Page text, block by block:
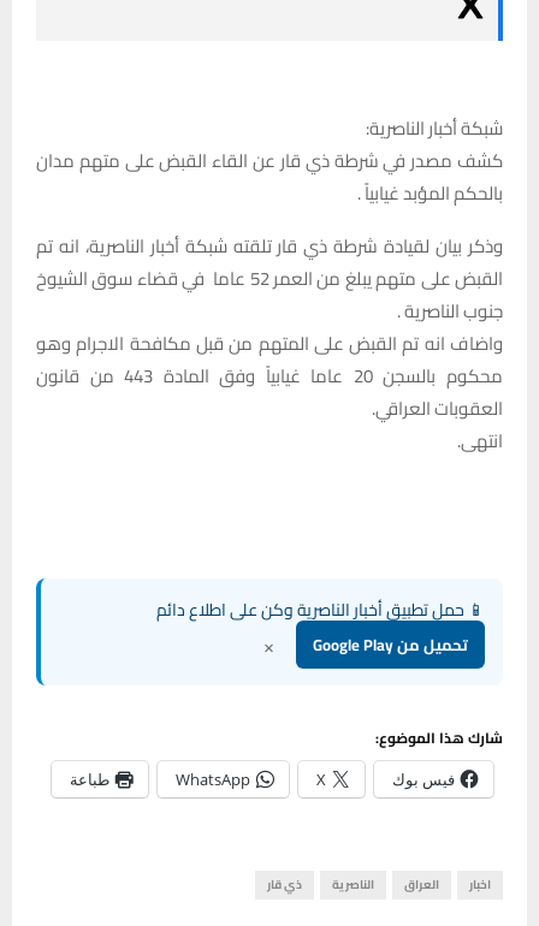
شبكة أخبار الناصرية:
كشف مصدر في شرطة ذي قار عن القاء القبض على متهم مدان
بالحكم المؤبد غيابياً .
وذكر بيان لقيادة شرطة ذي قار تلقته شبكة أخبار الناصرية، انه تم
القبض على متهم يبلغ من العمر 52 عاما في قضاء سوق الشيوخ
جنوب الناصرية .
واضاف انه تم القبض على المتهم من قبل مكافحة الاجرام وهو
محكوم بالسجن 20 عاما غيابياً وفق المادة 443 من قانون
العقوبات العراقي.
انتهى.
📱 حمل تطبيق أخبار الناصرية وكن على اطلاع دائم
تحميل من Google Play ×
شارك هذا الموضوع:
فيس بوك X
WhatsApp طباعة
اخبار العراق الناصرية ذي قار